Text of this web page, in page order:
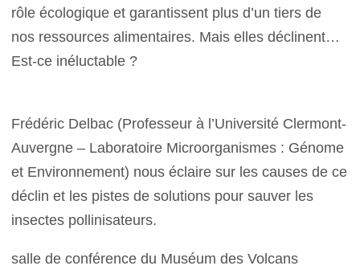
rôle écologique et garantissent plus d’un tiers de
nos ressources alimentaires. Mais elles déclinent…
Est-ce inéluctable ?
Frédéric Delbac (Professeur à l’Université Clermont-
Auvergne – Laboratoire Microorganismes : Génome
et Environnement) nous éclaire sur les causes de ce
déclin et les pistes de solutions pour sauver les
insectes pollinisateurs.
salle de conférence du Muséum des Volcans